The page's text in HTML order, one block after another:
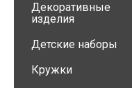
Декоративные
изделия
Детские наборы
Кружки